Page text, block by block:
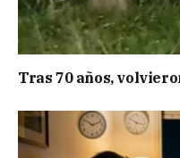
Tras 70 años,